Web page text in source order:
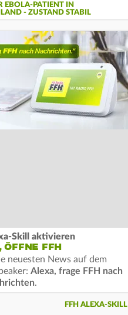
EBOLA-PATIENT IN
- ZUSTAND STABIL
Skill aktivieren
ÖFFNE FFH
neuesten News auf dem
Alexa, frage FFH nach
.
FFH ALEXA-SKILL